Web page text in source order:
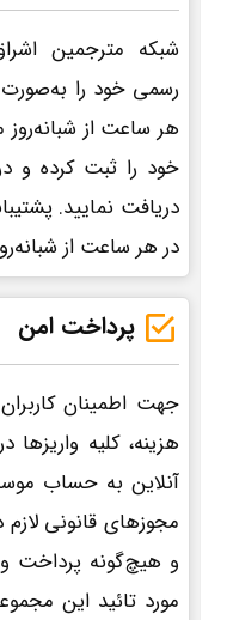
شبکه مترجمین
هر ساعت از
خود را ثبت کرده و
دریافت نمایید.
در هر ساعت از
پرداخت امن
جهت اطمینان
هزینه، کلیه
آنلاین به حساب
مجوزهای قانونی
و هیچ‌گونه
مورد تائید این